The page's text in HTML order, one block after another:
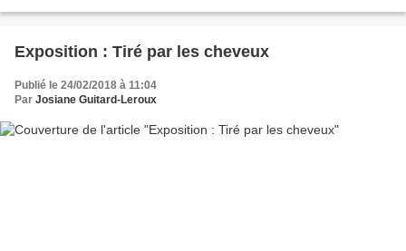
Exposition : Tiré par les cheveux
Publié le 24/02/2018 à 11:04
Par Josiane Guitard-Leroux